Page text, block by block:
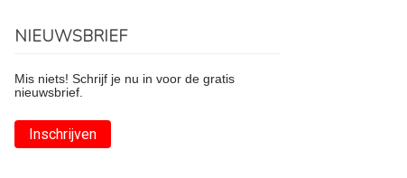
NIEUWSBRIEF
Mis niets! Schrijf je nu in voor de gratis
nieuwsbrief.
Inschrijven